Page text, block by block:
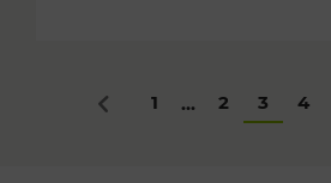
Zurück
1 ... 2 3 4